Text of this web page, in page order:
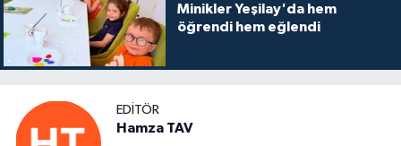
Minikler Yeşilay'da hem
öğrendi hem eğlendi
EDITÖR
Hamza TAV